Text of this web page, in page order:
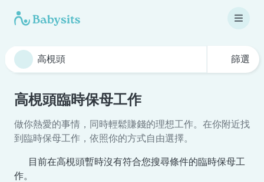
篩選
高梘頭臨時保母工作
做你熱愛的事情，同時輕鬆賺錢的理想工作。在你附近找
到臨時保母工作，依照你的方式自由選擇。
目前在高梘頭暫時沒有符合您搜尋條件的臨時保母工
作。